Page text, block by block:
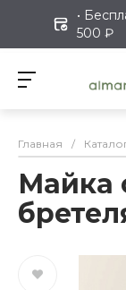
•
500 ₽
Главная /
Майка